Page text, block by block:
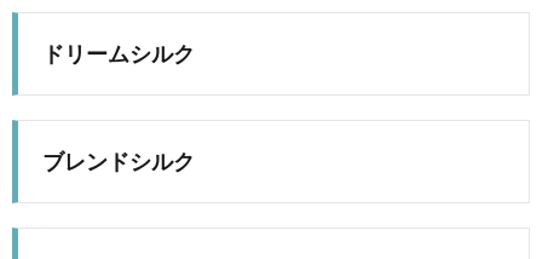
ドリームシルク
ブレンドシルク